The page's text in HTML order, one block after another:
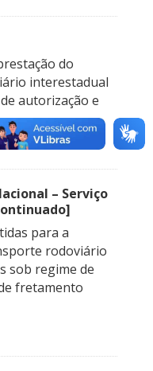
do
interestadual
autorização e
– Serviço
para a
rodoviário
sob regime de
fretamento